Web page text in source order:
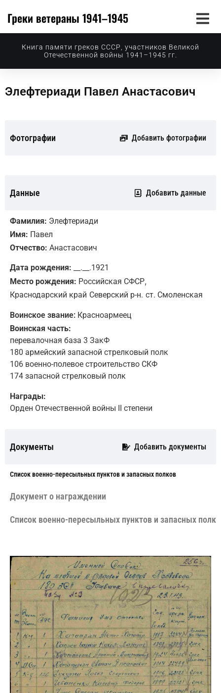
Греки ветераны 1941–1945
Книга памяти греков СССР, участников Великой
Отечественной войны 1941–1945 гг.
Элефтериади Павел Анастасович
Фотографии Добавить фотографии
Данные Добавить данные
Фамилия: Элефтериади
Имя: Павел
Отчество: Анастасович
Дата рождения: __.__.1921
Место рождения: Российская СФСР,
Краснодарский край Северский р-н. ст. Смоленская
Воинское звание: Красноармеец
Воинская часть:
перевалочная база 3 ЗакФ
180 армейский запасной стрелковый полк
106 военно-полевое строительство СКФ
174 запасной стрелковый полк
Награды:
Орден Отечественной войны II степени
Документы Добавить документы
Cписок военно-пересыльных пунктов и запасных полков
Документ о награждении
Cписок военно-пересыльных пунктов и запасных